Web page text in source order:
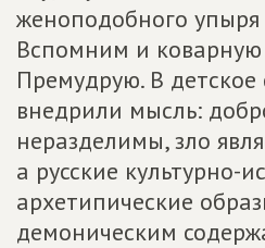
женоподобного упыря
Вспомним и коварную
Премудрую. В детское
внедрили мысль:
неразделимы, зло
а русские культурно-
архетипические
демоническим